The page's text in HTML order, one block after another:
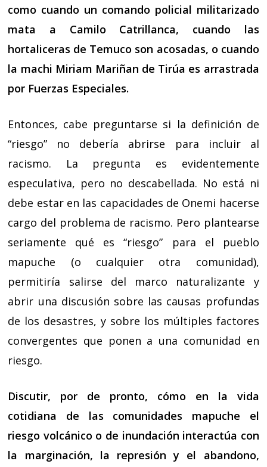
como cuando un comando policial militarizado
mata a Camilo Catrillanca, cuando las
hortaliceras de Temuco son acosadas, o cuando
la machi Miriam Mariñan de Tirúa es arrastrada
por Fuerzas Especiales.
Entonces, cabe preguntarse si la definición de
“riesgo” no debería abrirse para incluir al
racismo. La pregunta es evidentemente
especulativa, pero no descabellada. No está ni
debe estar en las capacidades de Onemi hacerse
cargo del problema de racismo. Pero plantearse
seriamente qué es “riesgo” para el pueblo
mapuche (o cualquier otra comunidad),
permitiría salirse del marco naturalizante y
abrir una discusión sobre las causas profundas
de los desastres, y sobre los múltiples factores
convergentes que ponen a una comunidad en
riesgo.
Discutir, por de pronto, cómo en la vida
cotidiana de las comunidades mapuche el
riesgo volcánico o de inundación interactúa con
la marginación, la represión y el abandono,